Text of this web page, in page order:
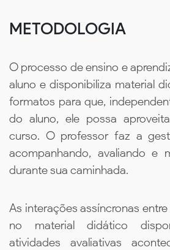
METODOLOGIA
O processo de ensino e
aluno e disponibiliza material
formatos para que,
do aluno, ele possa
curso. O professor faz a
acompanhando, avaliando e
durante sua caminhada.
As interações assíncronas
no material didático
atividades avaliativas